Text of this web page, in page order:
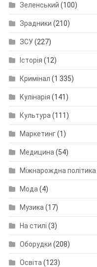
Зеленський (100)
Зрадники (210)
ЗСУ(227)
Історія (12)
Кримінал (1 335)
Кулінарія (141)
Культура (111)
Маркетинг(1)
Медицина (54)
Міжнарождна політика
Мода (4)
Музика (17)
На стилі (3)
Оборудки (208)
Освіта (123)